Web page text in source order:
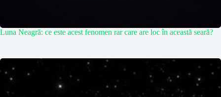
Luna Neagră: ce este acest fenomen rar care are loc în această seară?